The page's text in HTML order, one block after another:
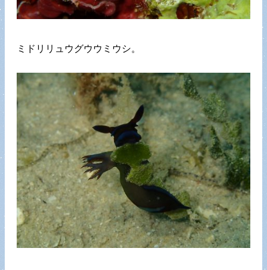
ミドリリュウグウウミウシ。